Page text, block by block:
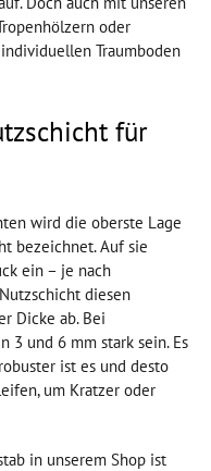
oder
Traumboden
für
wird die oberste Lage
bezeichnet. Auf sie
ein – je nach
diesen
Dicke ab. Bei
3 und 6 mm stark sein. Es
ist es und desto
um Kratzer oder
in unserem Shop ist